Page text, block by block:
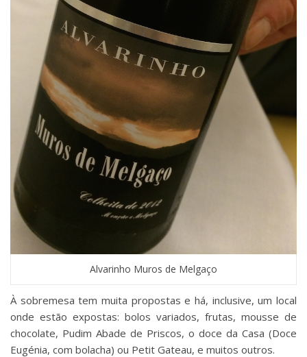
Alvarinho Muros de Melgaço
À sobremesa tem muita propostas e há, inclusive, um local
onde estão expostas: bolos variados, frutas, mousse de
chocolate, Pudim Abade de Priscos, o doce da Casa (Doce
Eugénia, com bolacha) ou Petit Gateau, e muitos outros.